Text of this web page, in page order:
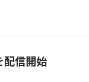
配信開始